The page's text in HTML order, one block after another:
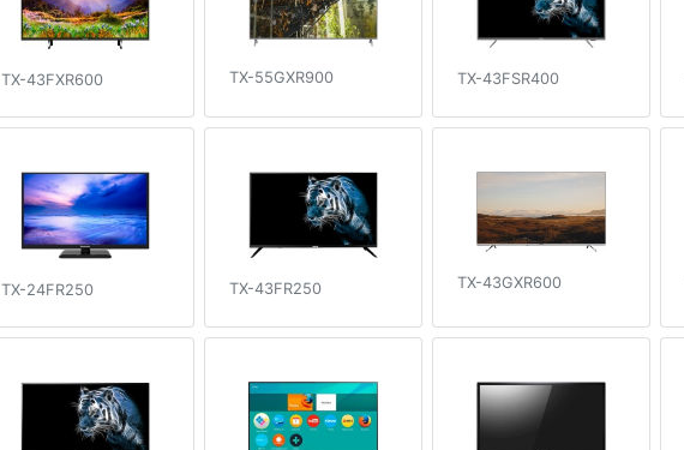
TX-43FXR600 TX-55GXR900 TX-43FSR400
TX-24FR250 TX-43FR250 TX-43GXR600